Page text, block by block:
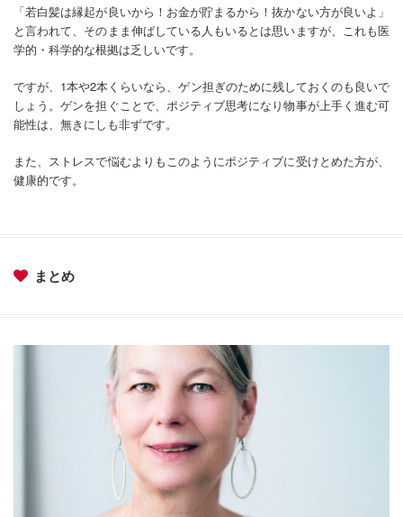
「若白髪は縁起が良いから！お金が貯まるから！抜かない方が良いよ」
と言われて、そのまま伸ばしている人もいるとは思いますが、これも医
学的・科学的な根拠は乏しいです。
ですが、1本や2本くらいなら、ゲン担ぎのために残しておくのも良いで
しょう。ゲンを担ぐことで、ポジティブ思考になり物事が上手く進む可
能性は、無きにしも非ずです。
また、ストレスで悩むよりもこのようにポジティブに受けとめた方が、
健康的です。
まとめ